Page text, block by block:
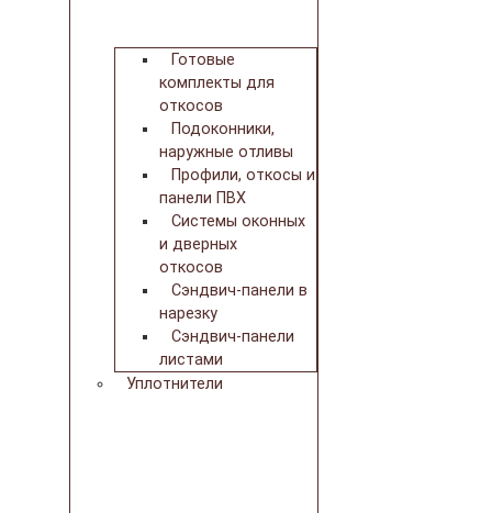
Готовые
комплекты для
откосов
Подоконники,
наружные отливы
Профили, откосы и
панели ПВХ
Системы оконных
и дверных
откосов
Сэндвич-панели в
нарезку
Сэндвич-панели
листами
Уплотнители